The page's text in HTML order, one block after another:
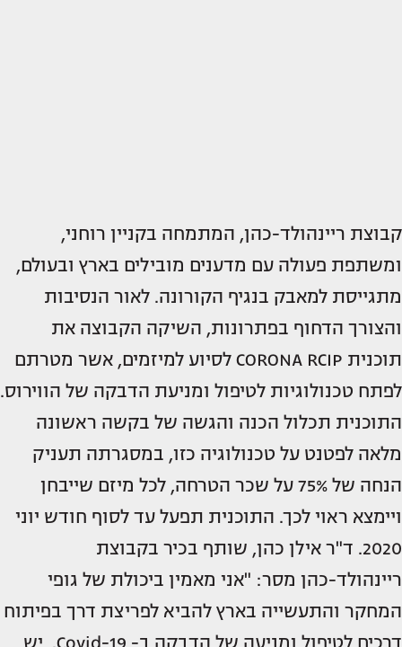
קבוצת ריינהולד-כהן, המתמחה בקניין רוחני,
ומשתפת פעולה עם מדענים מובילים בארץ ובעולם,
מתגייסת למאבק בנגיף הקורונה. לאור הנסיבות
והצורך הדחוף בפתרונות, השיקה הקבוצה את
תוכנית CORONA RCIP לסיוע למיזמים, אשר מטרתם
לפתח טכנולוגיות לטיפול ומניעת הדבקה של הווירוס.
התוכנית תכלול הכנה והגשה של בקשה ראשונה
מלאה לפטנט על טכנולוגיה כזו, במסגרתה תעניק
הנחה של 75% על שכר הטרחה, לכל מיזם שייבחן
ויימצא ראוי לכך. התוכנית תפעל עד לסוף חודש יוני
2020. ד"ר אילן כהן, שותף בכיר בקבוצת
ריינהולד-כהן מסר: "אני מאמין ביכולת של גופי
המחקר והתעשייה בארץ להביא לפריצת דרך בפיתוח
דרכים לטיפול ומניעה של הדבקה ב- Covid-19. יש